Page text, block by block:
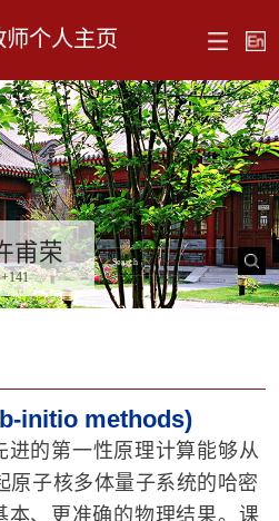
师个人主页
甫荣
+141
initio methods)
进的第一性原理计算能够从
原子核多体量子系统的哈密
、更准确的物理结果。 课